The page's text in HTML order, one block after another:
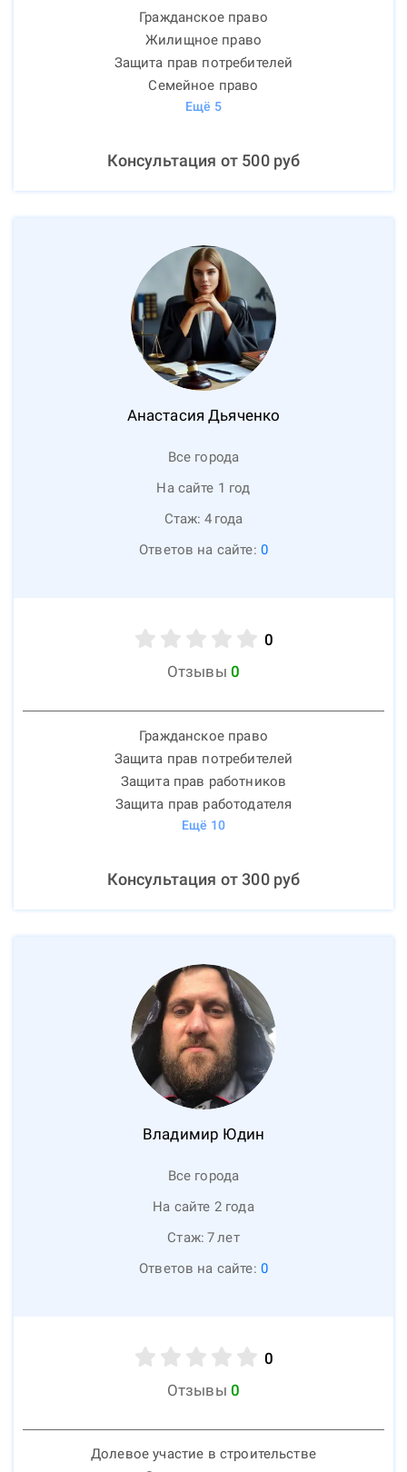
Гражданское право
Жилищное право
Защита прав потребителей
Семейное право
Ещё 5
Консультация от 500руб
Анастасия Дьяченко
Все города
На сайте 1 год
Стаж: 4 года
Ответов на сайте: 0
0
Отзывы 0
Гражданское право
Защита прав потребителей
Защита прав работников
Защита прав работодателя
Ещё 10
Консультация от300руб
Владимир Юдин
Все города
На сайте 2 года
Стаж: 7лет
Ответов на сайте: 0
0
Отзывы 0
Долевое участие в строительстве